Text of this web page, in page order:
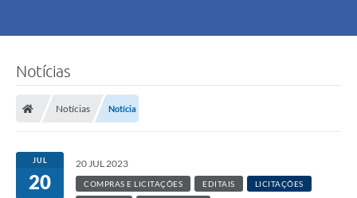
Notícias
Notícias Notícia
JUL
20
20 JUL 2023
COMPRAS E LICITAÇÕES EDITAIS LICITAÇÕES